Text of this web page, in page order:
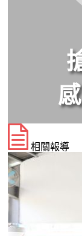
相關報導